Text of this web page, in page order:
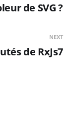
de SVG ?
NEXT
de RxJs7